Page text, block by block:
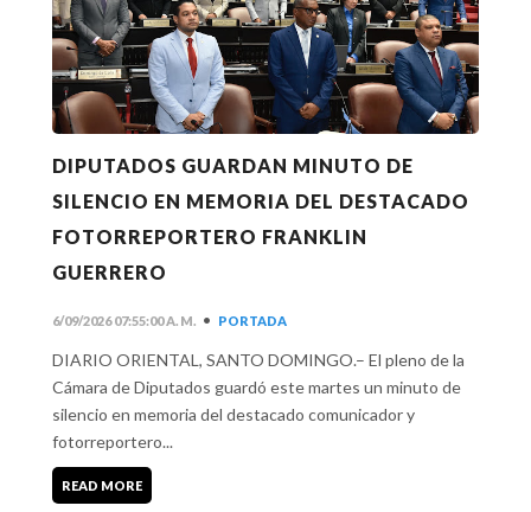
DIPUTADOS GUARDAN MINUTO DE
SILENCIO EN MEMORIA DEL DESTACADO
FOTORREPORTERO FRANKLIN
GUERRERO
6/09/2026 07:55:00 A. M. • PORTADA
DIARIO ORIENTAL, SANTO DOMINGO.– El pleno de la
Cámara de Diputados guardó este martes un minuto de
silencio en memoria del destacado comunicador y
fotorreportero...
READ MORE